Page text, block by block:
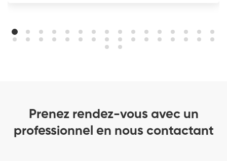
Prenez rendez-vous avec un
professionnel en nous contactant